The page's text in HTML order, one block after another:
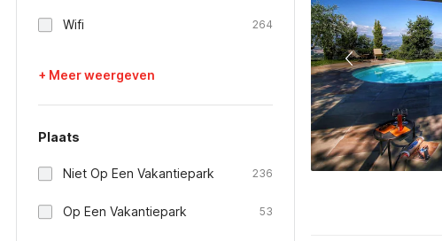
Wifi 264
+ Meer weergeven
Plaats
Niet Op Een Vakantiepark 236
Op Een Vakantiepark 53